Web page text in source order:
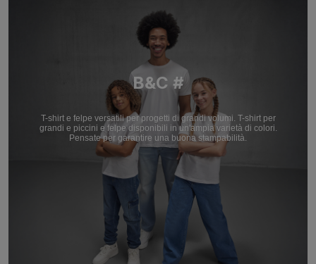
B&C #
T-shirt e felpe versatili per progetti di grandi volumi. T-shirt per
grandi e piccini e felpe disponibili in un'ampia varietà di colori.
Pensate per garantire una buona stampabilità.